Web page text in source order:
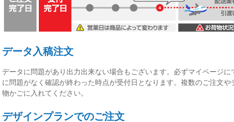
データ入稿注文
データに問題があり出力出来ない場合もございます。必ずマイページに
に問題がなく確認が終わった時点が受付日 となります。複数のご注文
物かごに入れてください。
デザインプランでのご注文